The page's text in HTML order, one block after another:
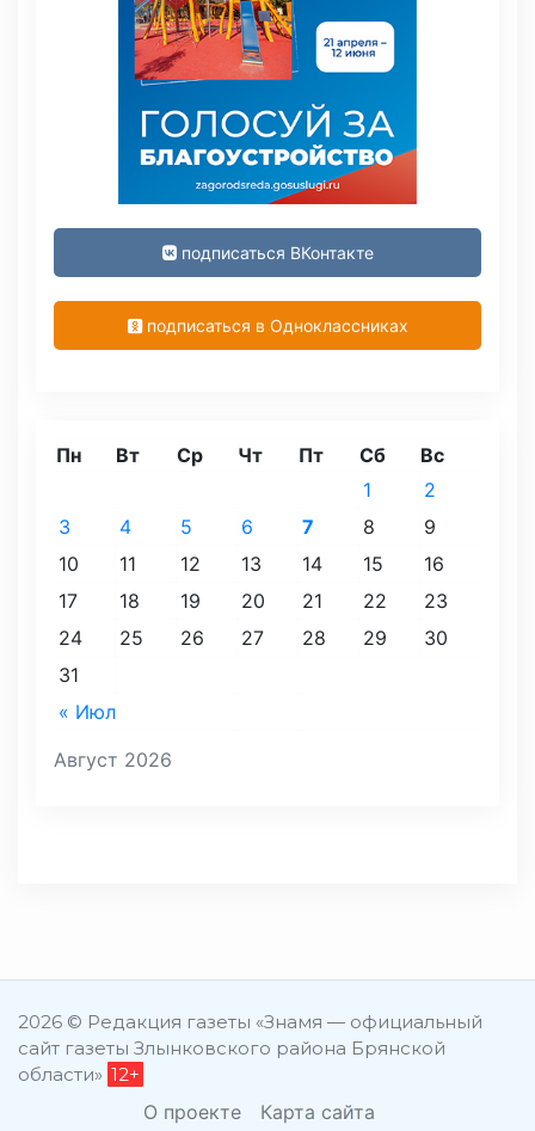
подписаться ВКонтакте
подписаться в Одноклассниках
Август 2026
Пн Вт Ср Чт Пт Сб Вс
« Июл
1
2
3
4 5 6 7 8
9
10
11 12 13 14 15
16
17
18 19 20 21 22
23
24
25 26 27 28 29
30
31
2026 © Редакция газеты «Знамя — официальный
сайт газеты Злынковского района Брянской
области» 12+
О проекте Карта сайта